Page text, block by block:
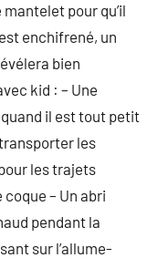
pour qu’il
enchifrené, un
bien
kid : – Une
il est tout petit
les
les trajets
– Un abri
pendant la
sur l’allume-